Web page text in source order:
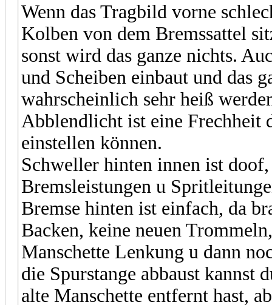
Wenn das Tragbild vorne
Kolben von dem Bremssattel
sonst wird das ganze nichts.
und Scheiben einbaut und das
wahrscheinlich sehr heiß
Abblendlicht ist eine Frechheit
einstellen können.
Schweller hinten innen ist
Bremsleistungen u
Bremse hinten ist einfach, da
Backen, keine neuen
Manschette Lenkung u dann
die Spurstange abbaust kannst
alte Manschette entfernt hast,